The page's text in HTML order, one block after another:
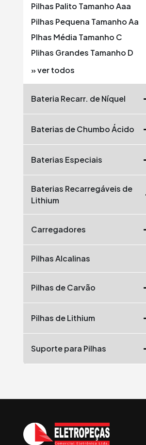
Pilhas Palito Tamanho Aaa
Pilhas Pequena Tamanho Aa
Plhas Média Tamanho C
Plihas Grandes Tamanho D
» ver todos
Bateria Recarr. de Níquel
Baterias de Chumbo Ácido
Baterias Especiais
Baterias Recarregáveis de
Lithium
Carregadores
Pilhas Alcalinas
Pilhas de Carvão
Pilhas de Lithium
Suporte para Pilhas